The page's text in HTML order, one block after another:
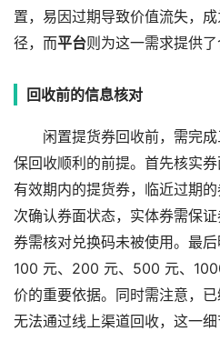
置，易因过期导致价值流失，
径，而平台则为这一需求提供了
回收前的信息核对
闲置提货券回收前，需完
保回收顺利的前提。首先核实
有效期内的提货券，临近过期
次确认券面状态，实体券需保
券需核对兑换码未被使用。最
100 元、200 元、500 元、
价的重要依据。同时需注意，
无法通过线上渠道回收，这一细